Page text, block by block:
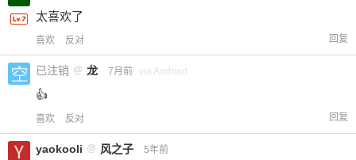
太喜欢了
喜欢 反对 回复
已注销 @ 龙 7月前 via Android
👍
喜欢 反对 回复
yaokooli @ 风之子 5年前